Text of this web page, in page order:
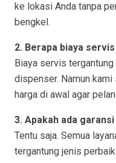
ke lokasi Anda tanpa
bengkel.
2. Berapa biaya
Biaya servis
dispenser. Namun
harga di awal agar
3. Apakah ada
Tentu saja. Semua
tergantung jenis